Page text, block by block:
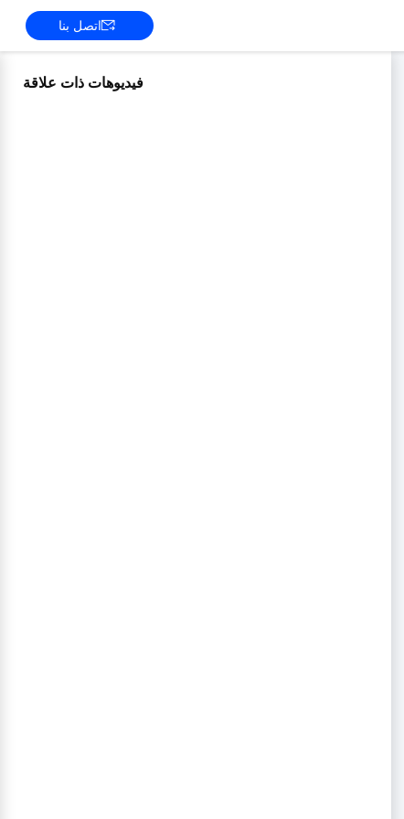
اتصل بنا
فيديوهات ذات علاقة